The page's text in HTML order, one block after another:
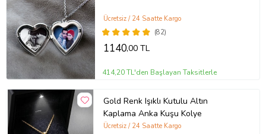
(82)
Ücretsiz / 24 Saatte Kargo
1140,00 TL
414,20 TL'den Başlayan Taksitlerle
Gold Renk Işıklı Kutulu Altın
Kaplama Anka Kuşu Kolye
Ücretsiz / 24 Saatte Kargo